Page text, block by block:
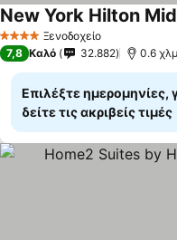
4 ΑστέριαΞενοδοχείο
New York Hilton
7,8 Καλό 32.882 0.6
Επιλέξτε ημερομηνίες,
δείτε τις ακριβείς τιμές